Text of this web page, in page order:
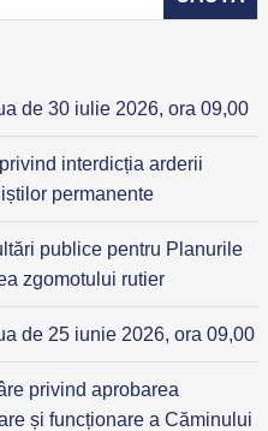
de 30 iulie 2026, ora 09,00
interdicția arderii
permanente
publice pentru Planurile
zgomotului rutier
de 25 iunie 2026, ora 09,00
privind aprobarea
și funcționare a Căminului